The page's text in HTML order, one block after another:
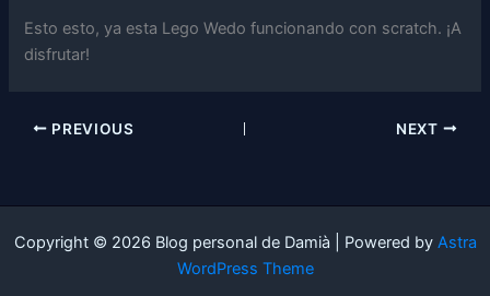
Esto esto, ya esta Lego Wedo funcionando con scratch. ¡A
disfrutar!
PREVIOUS NEXT
Copyright © 2026 Blog personal de Damià | Powered by Astra
WordPress Theme